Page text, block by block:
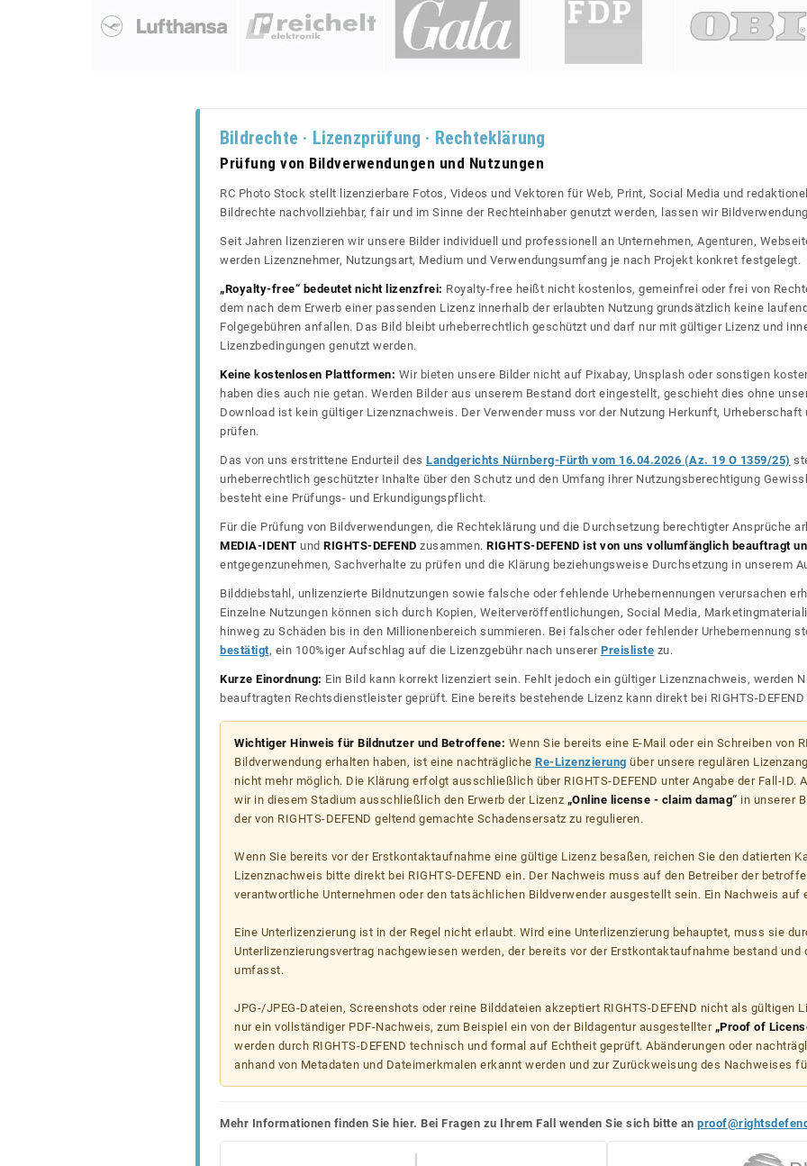
Bildrechte · Lizenzprüfung · Rechteklärung
Prüfung von Bildverwendungen und Nutzungen
RC Photo Stock stellt lizenzierbare Fotos, Videos und Vektoren für Web, Print, Social Media und
Bildrechte nachvollziehbar, fair und im Sinne der Rechteinhaber genutzt werden, lassen wir
Seit Jahren lizenzieren wir unsere Bilder individuell und professionell an Unternehmen, Agenturen,
werden Lizenznehmer, Nutzungsart, Medium und Verwendungsumfang je nach Projekt konkret festgelegt.
„Royalty-free“ bedeutet nicht lizenzfrei: Royalty-free heißt nicht kostenlos, gemeinfrei oder frei von
dem nach dem Erwerb einer passenden Lizenz innerhalb der erlaubten Nutzung grundsätzlich keine
Folgegebühren anfallen. Das Bild bleibt urheberrechtlich geschützt und darf nur mit gültiger Lizenz und
Lizenzbedingungen genutzt werden.
Keine kostenlosen Plattformen: Wir bieten unsere Bilder nicht auf Pixabay, Unsplash oder sonstigen
haben dies auch nie getan. Werden Bilder aus unserem Bestand dort eingestellt, geschieht dies ohne
Download ist kein gültiger Lizenznachweis. Der Verwender muss vor der Nutzung Herkunft,
prüfen.
Das von uns erstrittene Endurteil des Landgerichts Nürnberg-Fürth vom 16.04.2026 (Az. 19 O 1359/25)
urheberrechtlich geschützter Inhalte über den Schutz und den Umfang ihrer Nutzungsberechtigung
besteht eine Prüfungs- und Erkundigungspflicht.
Für die Prüfung von Bildverwendungen, die Rechteklärung und die Durchsetzung berechtigter Ansprüche
MEDIA-IDENT und RIGHTS-DEFEND zusammen. RIGHTS-DEFEND ist von uns vollumfänglich beauftragt
entgegenzunehmen, Sachverhalte zu prüfen und die Klärung beziehungsweise Durchsetzung in unserem
Bilddiebstahl, unlizenzierte Bildnutzungen sowie falsche oder fehlende Urhebernennungen verursachen
Einzelne Nutzungen können sich durch Kopien, Weiterveröffentlichungen, Social Media,
hinweg zu Schäden bis in den Millionenbereich summieren. Bei falscher oder fehlender Urhebernennung
bestätigt, ein 100%iger Aufschlag auf die Lizenzgebühr nach unserer Preisliste zu.
Kurze Einordnung: Ein Bild kann korrekt lizenziert sein. Fehlt jedoch ein gültiger Lizenznachweis, werden
beauftragten Rechtsdienstleister geprüft. Eine bereits bestehende Lizenz kann direkt bei RIGHTS-
Wichtiger Hinweis für Bildnutzer und Betroffene: Wenn Sie bereits eine E-Mail oder ein Schreiben von
Bildverwendung erhalten haben, ist eine nachträgliche Re-Lizenzierung über unsere regulären
nicht mehr möglich. Die Klärung erfolgt ausschließlich über RIGHTS-DEFEND unter Angabe der Fall-ID.
wir in diesem Stadium ausschließlich den Erwerb der Lizenz „Online license - claim damag“ in unserer
der von RIGHTS-DEFEND geltend gemachte Schadensersatz zu regulieren.
Wenn Sie bereits vor der Erstkontaktaufnahme eine gültige Lizenz besaßen, reichen Sie den datierten
Lizenznachweis bitte direkt bei RIGHTS-DEFEND ein. Der Nachweis muss auf den Betreiber der
verantwortliche Unternehmen oder den tatsächlichen Bildverwender ausgestellt sein. Ein Nachweis auf
Eine Unterlizenzierung ist in der Regel nicht erlaubt. Wird eine Unterlizenzierung behauptet, muss sie
Unterlizenzierungsvertrag nachgewiesen werden, der bereits vor der Erstkontaktaufnahme bestand und
umfasst.
JPG-/JPEG-Dateien, Screenshots oder reine Bilddateien akzeptiert RIGHTS-DEFEND nicht als gültigen
nur ein vollständiger PDF-Nachweis, zum Beispiel ein von der Bildagentur ausgestellter „Proof of
werden durch RIGHTS-DEFEND technisch und formal auf Echtheit geprüft. Abänderungen oder
anhand von Metadaten und Dateimerkmalen erkannt werden und zur Zurückweisung des Nachweises
Mehr Informationen finden Sie hier. Bei Fragen zu Ihrem Fall wenden Sie sich bitte an